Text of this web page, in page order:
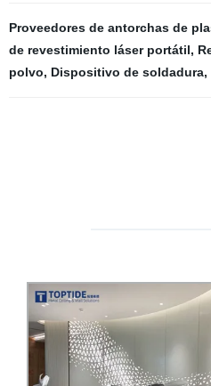
Proveedores de antorchas de
de revestimiento láser portátil,
polvo, Dispositivo de soldadura,